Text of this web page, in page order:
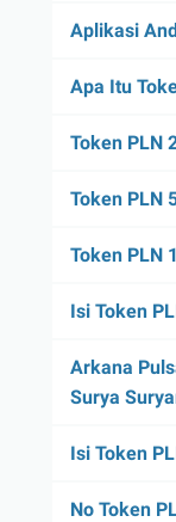
Aplikasi
Apa Itu
Token PLN
Token PLN
Token PLN
Isi Token
Arkana
Surya
Isi Token
No Token